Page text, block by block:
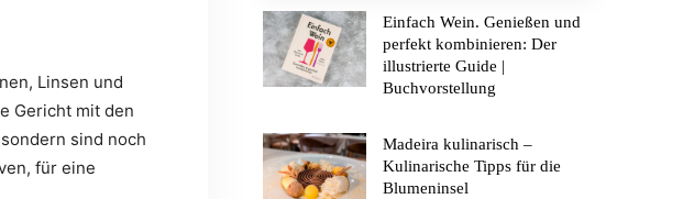
Linsen und
Gericht mit den
sind noch
für eine
Einfach Wein. Genießen und
perfekt kombinieren: Der
illustrierte Guide |
Buchvorstellung
Madeira kulinarisch –
Kulinarische Tipps für die
Blumeninsel